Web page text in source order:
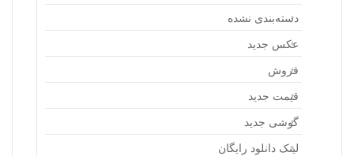
دسته‌بندی نشده
عکس جدید
فروش
قیمت جدید
گوشی جدید
لینک دانلود رایگان